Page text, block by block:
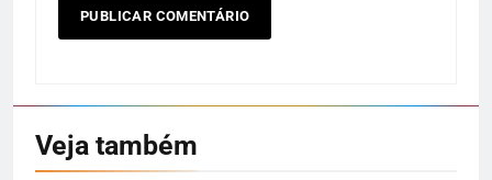
Veja também